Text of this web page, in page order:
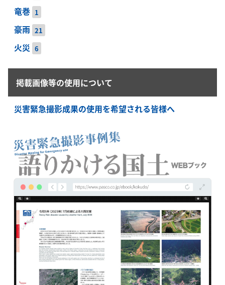
竜巻 1
豪雨 21
火災 6
掲載画像等の使用について
災害緊急撮影成果の使用を希望される皆様へ